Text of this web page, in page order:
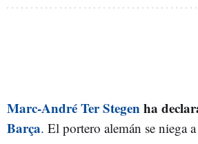
Marc-André Ter Stegenha
Barça. El portero alemán se niega